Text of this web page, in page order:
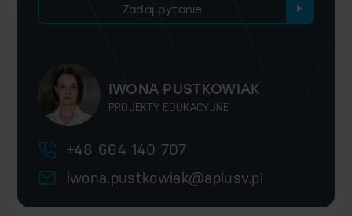
Zadaj pytanie
IWONA PUSTKOWIAK
PROJEKTY EDUKACYJNE
+48 664 140 707
iwona.pustkowiak@aplusv.pl